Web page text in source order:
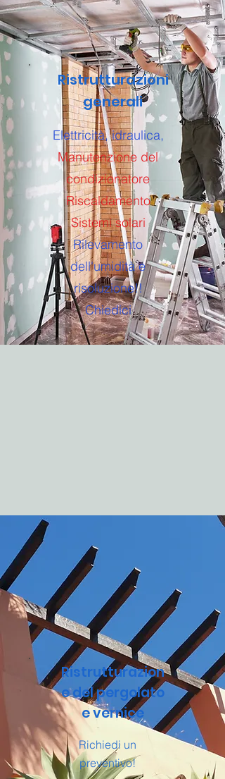
Ristrutturazioni
generali
Elettricità, idraulica,
Manutenzione del
condizionatore
Riscaldamento
Sistemi solari
Rilevamento
dell'umidità e
risoluzione!!
Chiedici
Ristrutturazion
e del pergolato
e vernice
Richiedi un
preventivo!